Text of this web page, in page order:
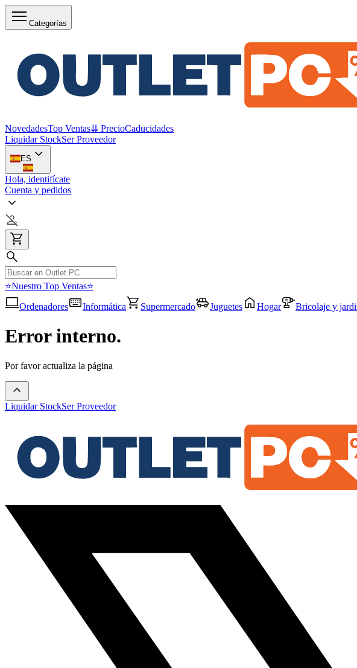
Categorías
NovedadesTop Ventas⇊ PrecioCaducidades
Liquidar StockSer Proveedor
ES
Hola, identifícate
Cuenta y pedidos
⭐Nuestro Top Ventas⭐
Ordenadores
Informática Supermercado Juguetes Hogar Bricolaje y
Error interno.
Por favor actualiza la página
Liquidar StockSer Proveedor